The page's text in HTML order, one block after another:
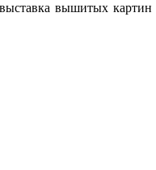
выставка вышитых